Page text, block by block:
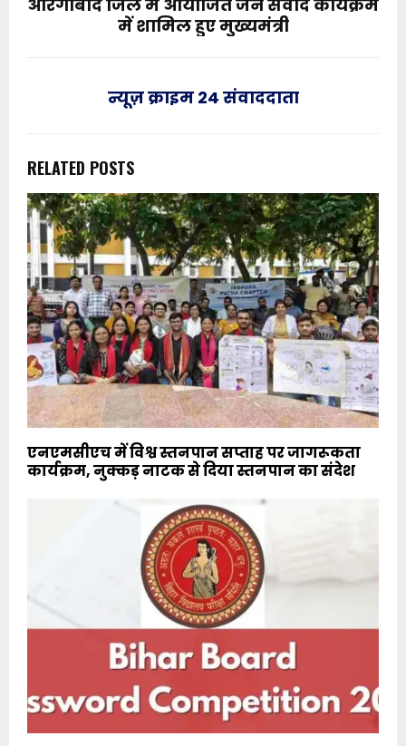
औरंगाबाद जिले में आयोजित जन संवाद कार्यक्रम
में शामिल हुए मुख्यमंत्री
न्यूज़ क्राइम 24 संवाददाता
RELATED POSTS
एनएमसीएच में विश्व स्तनपान सप्ताह पर जागरूकता
कार्यक्रम, नुक्कड़ नाटक से दिया स्तनपान का संदेश